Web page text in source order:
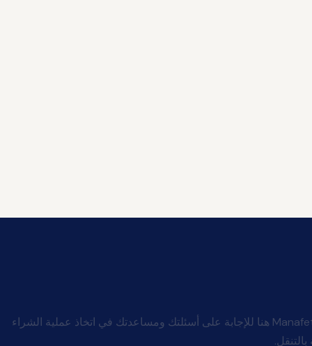
شركة Manafeth Mobility And Medical هنا للإجابة على أسئلتك ومساعدتك في اتخاذ عملية الشراء